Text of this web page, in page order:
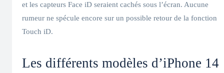
et les capteurs Face iD seraient cachés sous l’écran. Aucune
rumeur ne spécule encore sur un possible retour de la fonction
Touch iD.
Les différents modèles d’iPhone 14